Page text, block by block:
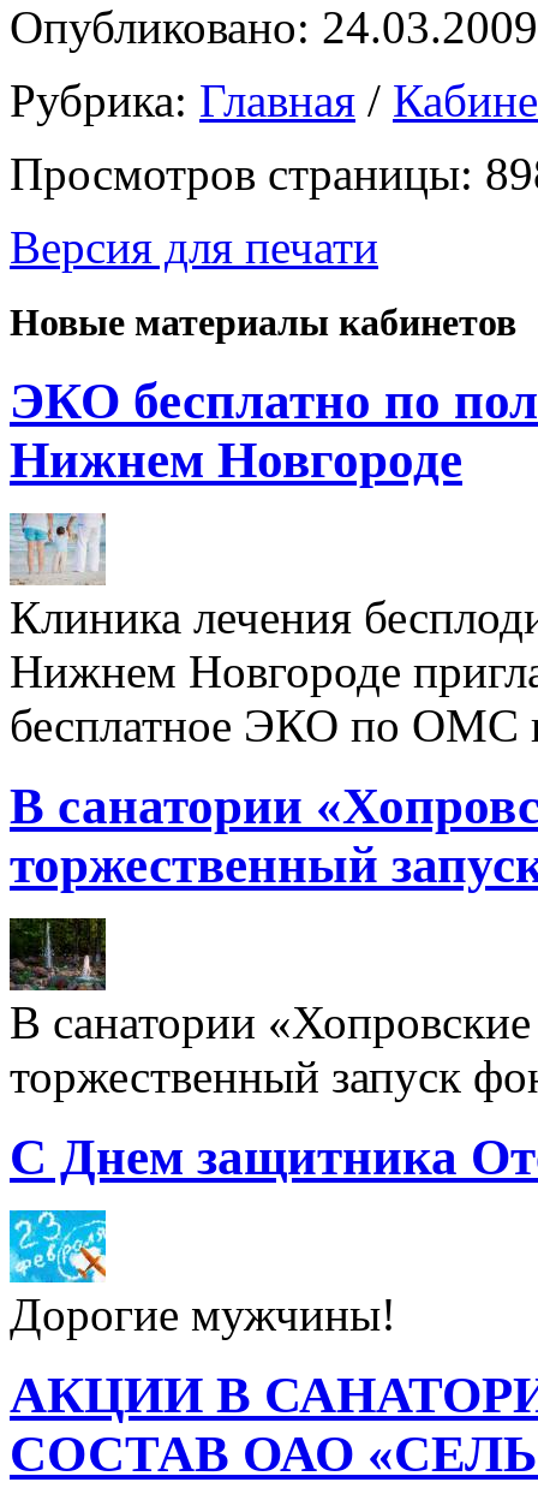
Опубликовано: 24.03.2009
Рубрика: Главная /
Просмотров страницы:
Версия для печати
Новые материалы кабинетов
ЭКО бесплатно по
Нижнем Новгороде
Клиника лечения
Нижнем Новгороде
бесплатное ЭКО по ОМС
В санатории
торжественный
В санатории «Хопровские
торжественный запуск
С Днем защитника
Дорогие мужчины!
АКЦИИ В
СОСТАВ ОАО